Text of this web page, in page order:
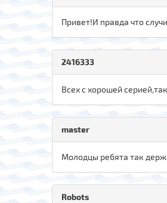
Привет!И правда что
2416333
Всех с хорошей
master
Молодцы ребята так
Robots